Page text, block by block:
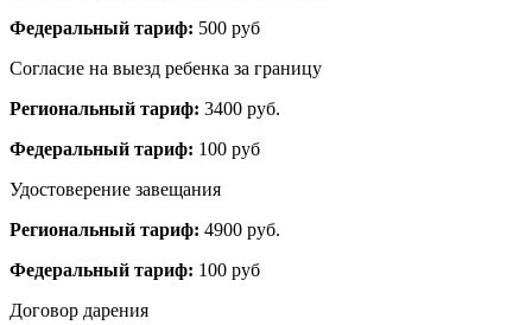
Федеральный тариф: 500 руб
Согласие на выезд ребенка за границу
Региональный тариф: 3400 руб.
Федеральный тариф: 100 руб
Удостоверение завещания
Региональный тариф: 4900 руб.
Федеральный тариф: 100 руб
Договор дарения